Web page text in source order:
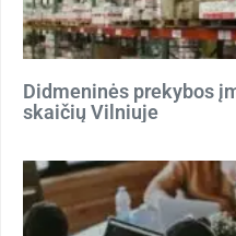
Didmeninės prekybos
skaičių Vilniuje